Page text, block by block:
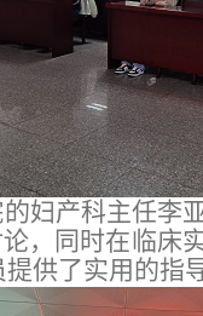
妇产科主任李
，同时在临床
供了实用的指